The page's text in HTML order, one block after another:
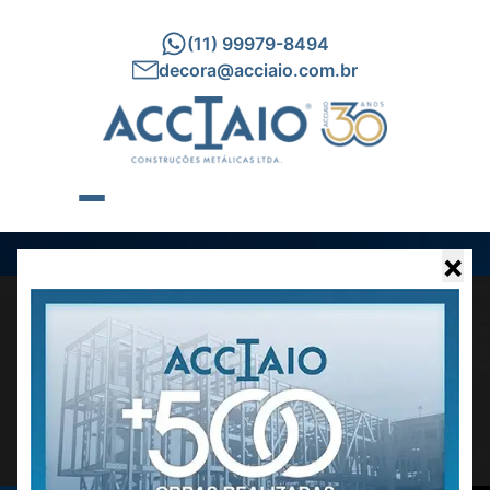
(11) 99979-8494
decora@acciaio.com.br
×